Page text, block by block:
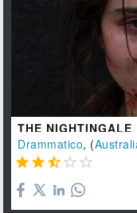
THE NIGHTINGALE
Drammatico, (
    